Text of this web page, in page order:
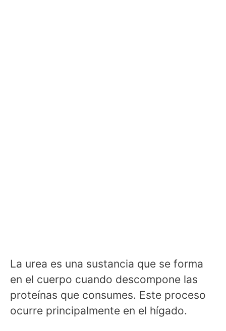
La urea es una sustancia que se forma
en el cuerpo cuando descompone las
proteínas que consumes. Este proceso
ocurre principalmente en el hígado.